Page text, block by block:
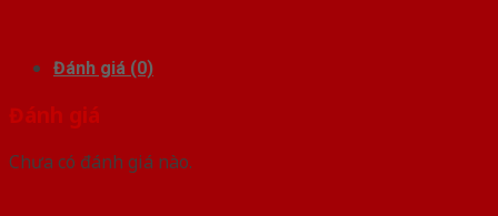
Đánh giá (0)
Đánh giá
Chưa có đánh giá nào.